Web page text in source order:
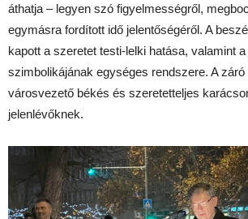
áthatja – legyen szó figyelmességről,
egymásra fordított idő jelentőségéről. A
kapott a szeretet testi-lelki hatása, valamint
szimbolikájának egységes rendszere. A záró
városvezető békés és szeretetteljes
jelenlévőknek.